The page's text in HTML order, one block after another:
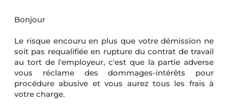
Bonjour
Le risque encouru en plus que votre démission ne
soit pas requalifiée en rupture du contrat de travail
au tort de l'employeur, c'est que la partie adverse
vous réclame des dommages-intérêts pour
procédure abusive et vous aurez tous les frais à
votre charge.